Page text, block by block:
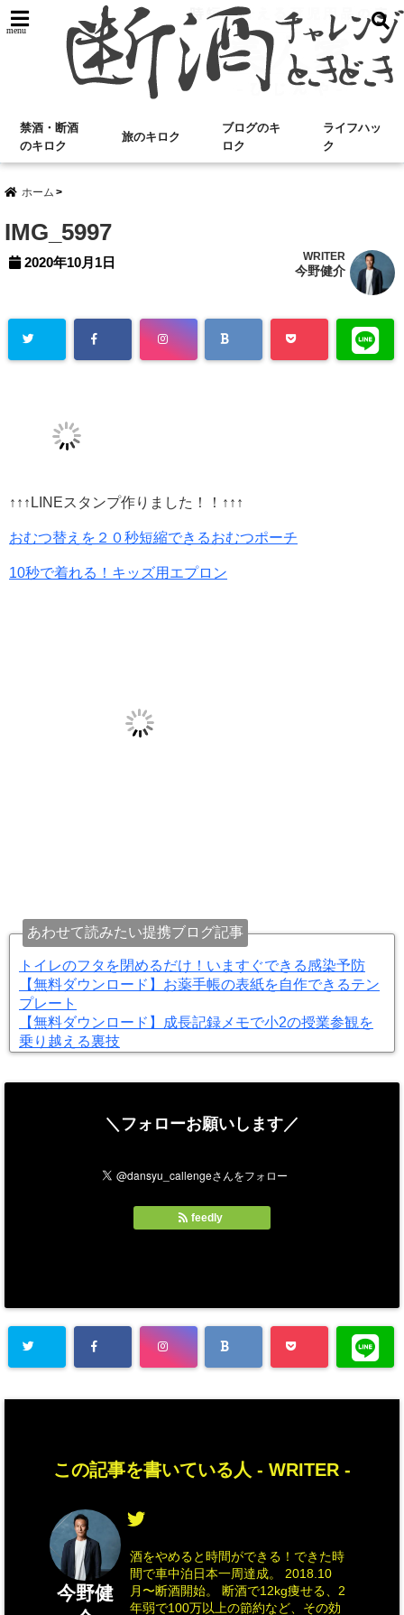
menu
禁酒・断酒
のキロク
旅のキロク
ブログのキ
ロク
ライフハッ
ク
ホーム
IMG_5997
2020年10月1日 WRITER
今野健介
↑↑↑LINEスタンプ作りました！！↑↑↑
おむつ替えを２０秒短縮できるおむつポーチ
10秒で着れる！キッズ用エプロン
あわせて読みたい提携ブログ記事
トイレのフタを閉めるだけ！いますぐできる感染予防
【無料ダウンロード】お薬手帳の表紙を自作できるテン
プレート
【無料ダウンロード】成長記録メモで小2の授業参観を
乗り越える裏技
＼フォローお願いします／
feedly
この記事を書いている人 - WRITER -
今野健
酒をやめると時間ができる！できた時
間で車中泊日本一周達成。 2018.10
月〜断酒開始。 断酒で12kg痩せる、2
年弱で100万以上の節約など、その効